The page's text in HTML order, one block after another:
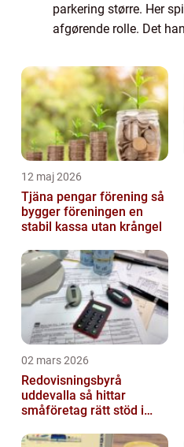
parkering større. Her
afgørende rolle. Det
12 maj 2026
Tjäna pengar förening så
bygger föreningen en
stabil kassa utan krångel
02 mars 2026
Redovisningsbyrå
uddevalla så hittar
småföretag rätt stöd i